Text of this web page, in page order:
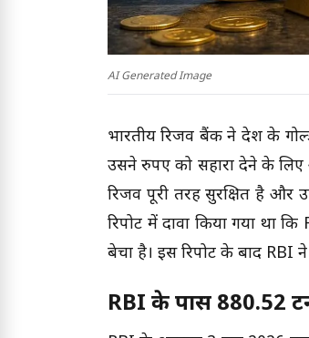
AI Generated Image
भारतीय रिजर्व बैंक ने देश के
उसने रुपए को सहारा देने के लिए
रिजर्व पूरी तरह सुरक्षित है और
रिपोर्ट में दावा किया गया
बेचा है। इस रिपोर्ट के बाद RBI
RBI के पास 880.52